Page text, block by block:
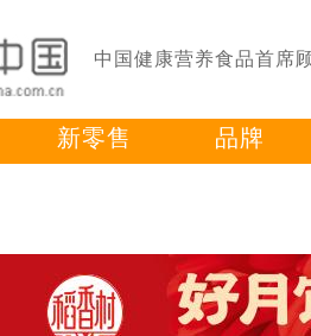
中国健康营养食品首席
新零售 品牌